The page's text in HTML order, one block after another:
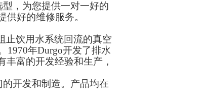
型，为您提供一对一好的
好的维修服务。
止饮用水系统回流的真空
1970年Durgo开发了排水
富的开发经验和生产，
开发和制造。产品均在